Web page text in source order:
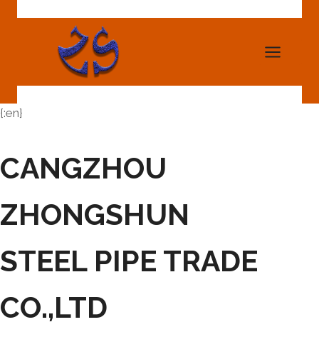
{:en}
CANGZHOU
ZHONGSHUN
STEEL PIPE TRADE
CO.,LTD